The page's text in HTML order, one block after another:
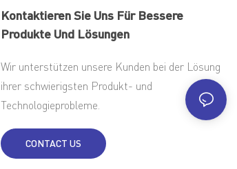
Kontaktieren Sie Uns Für Bessere
Produkte Und Lösungen
Wir unterstützen unsere Kunden bei der Lösung
ihrer schwierigsten Produkt- und
Technologieprobleme.
CONTACT US